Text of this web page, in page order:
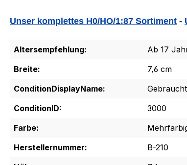
Unser komplettes H0/HO/1:87 Sortiment -
Altersempfehlung:
Ab 17
Breite:
7,6 cm
ConditionDisplayName:
Gebraucht
ConditionID:
3000
Farbe:
Herstellernummer:
B-210